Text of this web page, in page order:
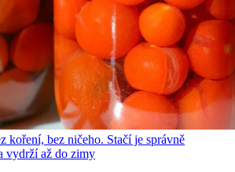
koření, bez ničeho. Stačí je správně
vydrží až do zimy